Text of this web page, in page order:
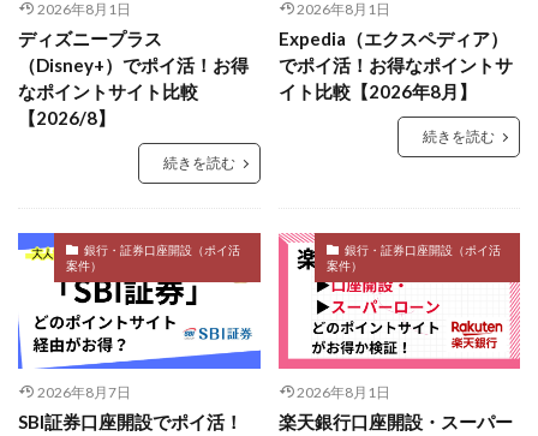
2026年8月1日
ディズニープラス
（Disney+）でポイ活！お得
なポイントサイト比較
【2026/8】
続きを読む
2026年8月1日
Expedia（エクスペディア）
でポイ活！お得なポイントサ
イト比較【2026年8月】
続きを読む
銀行・証券口座開設（ポイ活
案件）
2026年8月7日
SBI証券口座開設でポイ活！
銀行・証券口座開設（ポイ活
案件）
2026年8月1日
楽天銀行口座開設・スーパー